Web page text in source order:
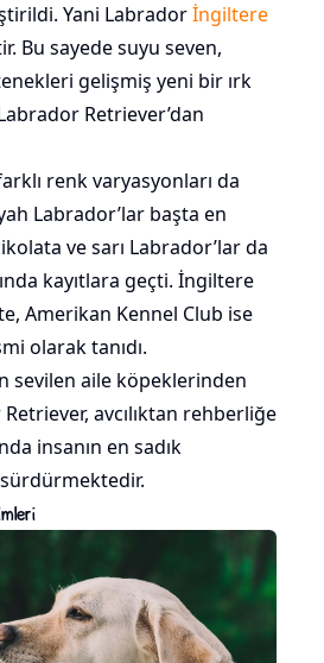
Yani Labradorİngiltere
Bu sayede suyu seven,
gelişmiş yeni bir ırk
Retriever’dan
renk varyasyonları da
Labrador’lar başta en
ve sarı Labrador’lar da
kayıtlara geçti. İngiltere
Amerikan Kennel Club ise
olarak tanıdı.
sevilen aile köpeklerinden
avcılıktan rehberliğe
insanın en sadık
sürdürmektedir.